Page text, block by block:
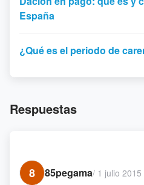
España
¿Qué es el periodo de
Respuestas
8
85pegama/ 1 julio 2015